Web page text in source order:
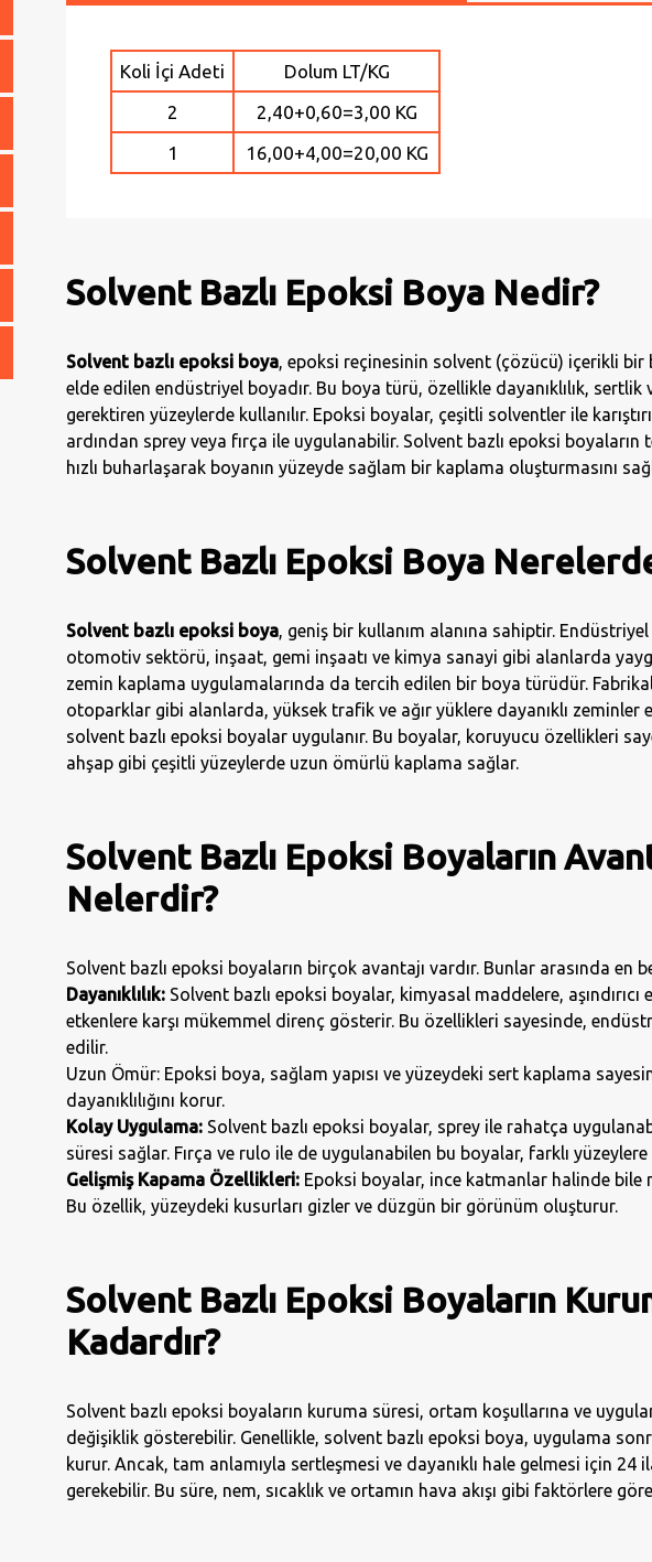
Koli İçi Adeti
Dolum LT/KG
2
2,40+0,60=3,00 KG
1
16,00+4,00=20,00 KG
Solvent Bazlı Epoksi Boya Nedir?
Solvent bazlı epoksi boya, epoksi reçinesinin solvent (çözücü) içerikli bir
elde edilen endüstriyel boyadır. Bu boya türü, özellikle dayanıklılık,
gerektiren yüzeylerde kullanılır. Epoksi boyalar, çeşitli solventler ile
ardından sprey veya fırça ile uygulanabilir. Solvent bazlı epoksi
hızlı buharlaşarak boyanın yüzeyde sağlam bir kaplama oluşturmasını
Solvent Bazlı Epoksi Boya
Solvent bazlı epoksi boya, geniş bir kullanım alanına sahiptir.
otomotiv sektörü, inşaat, gemi inşaatı ve kimya sanayi gibi alanlarda
zemin kaplama uygulamalarında da tercih edilen bir boya türüdür.
otoparklar gibi alanlarda, yüksek trafik ve ağır yüklere dayanıklı zeminler
solvent bazlı epoksi boyalar uygulanır. Bu boyalar, koruyucu özellikleri
ahşap gibi çeşitli yüzeylerde uzun ömürlü kaplama sağlar.
Solvent Bazlı Epoksi Boyaların
Nelerdir?
Solvent bazlı epoksi boyaların birçok avantajı vardır. Bunlar arasında en
Dayanıklılık: Solvent bazlı epoksi boyalar, kimyasal maddelere, aşındırıcı
etkenlere karşı mükemmel direnç gösterir. Bu özellikleri sayesinde,
edilir.
Uzun Ömür: Epoksi boya, sağlam yapısı ve yüzeydeki sert kaplama
dayanıklılığını korur.
Kolay Uygulama: Solvent bazlı epoksi boyalar, sprey ile rahatça
süresi sağlar. Fırça ve rulo ile de uygulanabilen bu boyalar, farklı
Gelişmiş Kapama Özellikleri: Epoksi boyalar, ince katmanlar halinde bile
Bu özellik, yüzeydeki kusurları gizler ve düzgün bir görünüm oluşturur.
Solvent Bazlı Epoksi Boyaların
Kadardır?
Solvent bazlı epoksi boyaların kuruma süresi, ortam koşullarına ve
değişiklik gösterebilir. Genellikle, solvent bazlı epoksi boya, uygulama
kurur. Ancak, tam anlamıyla sertleşmesi ve dayanıklı hale gelmesi için 24
gerekebilir. Bu süre, nem, sıcaklık ve ortamın hava akışı gibi faktörlere